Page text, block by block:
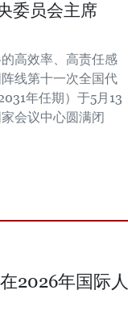
委员会主席
高效率、高责任感
线第十一次全国代
年任期）于5月13
会议中心圆满闭
2026年国际